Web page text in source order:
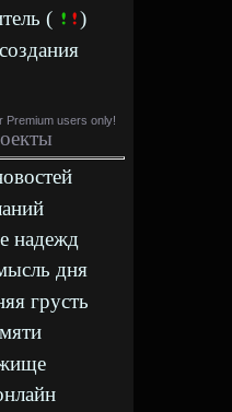
(
)
Premium users only!
надежд
дня
грусть